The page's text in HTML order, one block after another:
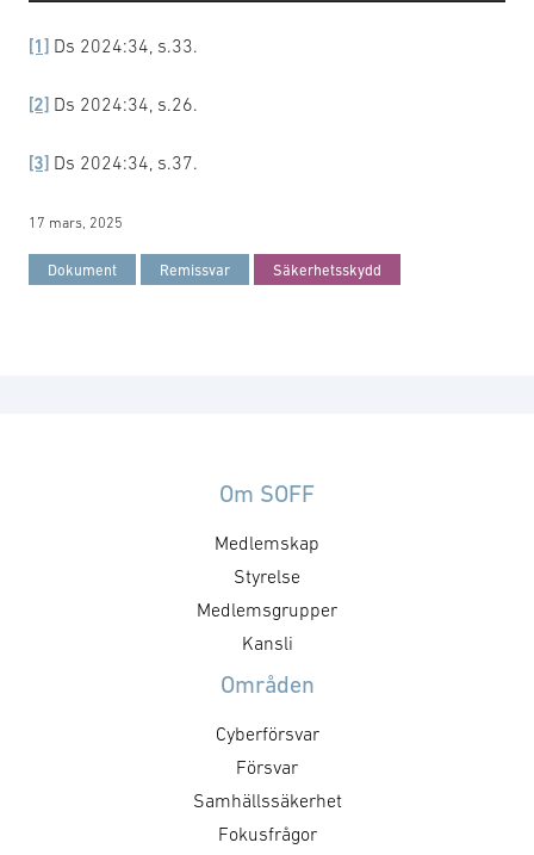
[1] Ds 2024:34, s.33.
[2] Ds 2024:34, s.26.
[3] Ds 2024:34, s.37.
17 mars, 2025
Dokument Remissvar Säkerhetsskydd
Om SOFF
Medlemskap
Styrelse
Medlemsgrupper
Kansli
Områden
Cyberförsvar
Försvar
Samhällssäkerhet
Fokusfrågor